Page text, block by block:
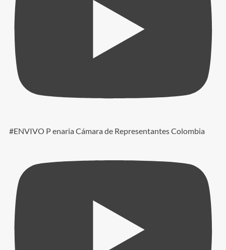
#ENVIVO P enaria Cámara de Representantes Colombia